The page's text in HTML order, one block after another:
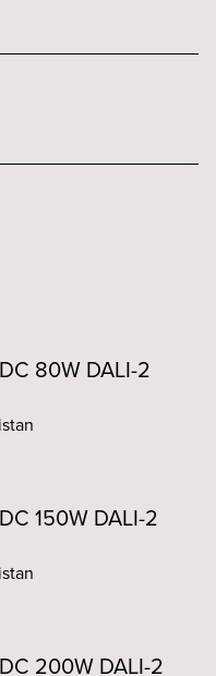
80W DALI-2
150W DALI-2
200W DALI-2